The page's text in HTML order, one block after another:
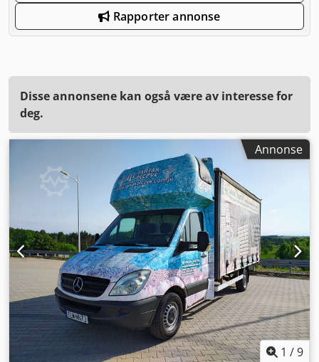
Rapporter annonse
Disse annonsene kan også være av interesse for
deg.
Annonse
1 /9